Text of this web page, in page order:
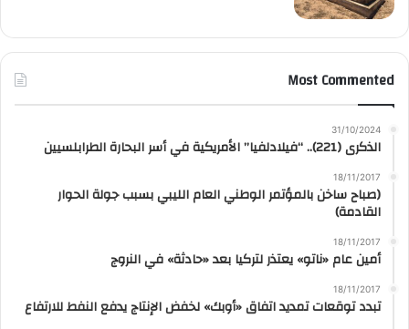
Most Commented
31/10/2024
الذكرى (221).. “فيلادلفيا” الأمريكية في أسر البحارة الطرابلسيين
18/11/2017
(صباح ساخن بالمؤتمر الوطني العام الليبي بسبب جولة الحوار
القادمة)
18/11/2017
أمين عام «ناتو» يعتذر لتركيا بعد «حادثة» في النروج
18/11/2017
تبدد توقعات تمديد اتفاق «أوبك» لخفض الإنتاج يدفع النفط للارتفاع